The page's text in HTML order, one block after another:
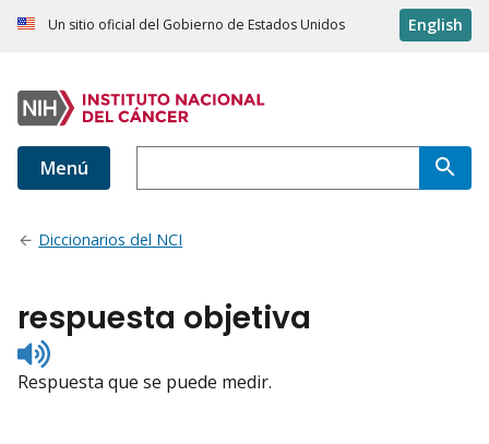
Un sitio oficial del Gobierno de Estados Unidos English
Menú
Diccionarios del NCI
respuesta objetiva
Listen
to
pronunciation
Respuesta que se puede medir.